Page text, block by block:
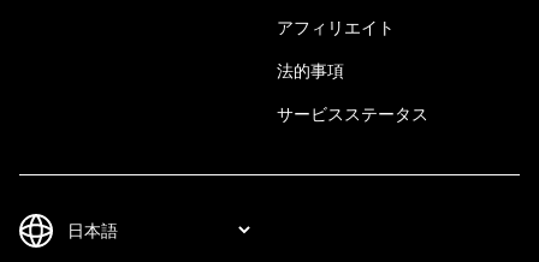
アフィリエイト
法的事項
サービスステータス